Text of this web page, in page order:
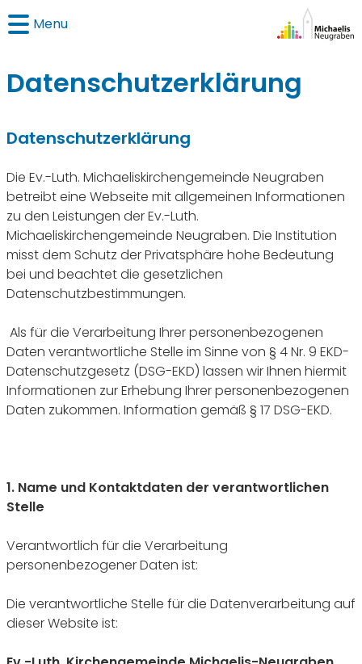
Menu
Datenschutzerklärung
Datenschutzerklärung
Die Ev.-Luth. Michaeliskirchengemeinde Neugraben
betreibt eine Webseite mit allgemeinen Informationen
zu den Leistungen der Ev.-Luth.
Michaeliskirchengemeinde Neugraben. Die Institution
misst dem Schutz der Privatsphäre hohe Bedeutung
bei und beachtet die gesetzlichen
Datenschutzbestimmungen.
Als für die Verarbeitung Ihrer personenbezogenen
Daten verantwortliche Stelle im Sinne von § 4 Nr. 9 EKD-
Datenschutzgesetz (DSG-EKD) lassen wir Ihnen hiermit
Informationen zur Erhebung Ihrer personenbezogenen
Daten zukommen. Information gemäß § 17 DSG-EKD.
1. Name und Kontaktdaten der verantwortlichen
Stelle
Verantwortlich für die Verarbeitung
personenbezogener Daten ist:
Die verantwortliche Stelle für die Datenverarbeitung auf
dieser Website ist: